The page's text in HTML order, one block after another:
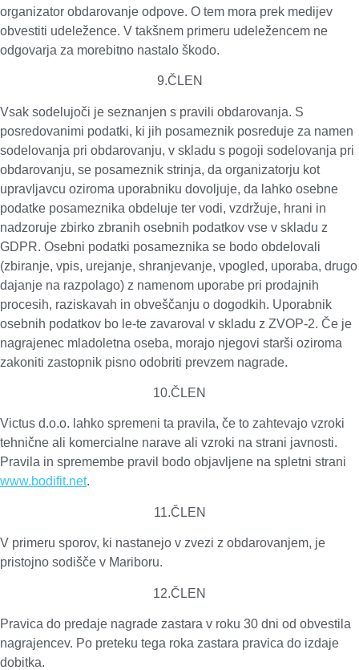
organizator obdarovanje odpove. O tem mora prek medijev
obvestiti udeležence. V takšnem primeru udeležencem ne
odgovarja za morebitno nastalo škodo.
9.ČLEN
Vsak sodelujoči je seznanjen s pravili obdarovanja. S
posredovanimi podatki, ki jih posameznik posreduje za namen
sodelovanja pri obdarovanju, v skladu s pogoji sodelovanja pri
obdarovanju, se posameznik strinja, da organizatorju kot
upravljavcu oziroma uporabniku dovoljuje, da lahko osebne
podatke posameznika obdeluje ter vodi, vzdržuje, hrani in
nadzoruje zbirko zbranih osebnih podatkov vse v skladu z
GDPR. Osebni podatki posameznika se bodo obdelovali
(zbiranje, vpis, urejanje, shranjevanje, vpogled, uporaba, drugo
dajanje na razpolago) z namenom uporabe pri prodajnih
procesih, raziskavah in obveščanju o dogodkih. Uporabnik
osebnih podatkov bo le-te zavaroval v skladu z ZVOP-2. Če je
nagrajenec mladoletna oseba, morajo njegovi starši oziroma
zakoniti zastopnik pisno odobriti prevzem nagrade.
10.ČLEN
Victus d.o.o. lahko spremeni ta pravila, če to zahtevajo vzroki
tehnične ali komercialne narave ali vzroki na strani javnosti.
Pravila in spremembe pravil bodo objavljene na spletni strani
www.bodifit.net.
11.ČLEN
V primeru sporov, ki nastanejo v zvezi z obdarovanjem, je
pristojno sodišče v Mariboru.
12.ČLEN
Pravica do predaje nagrade zastara v roku 30 dni od obvestila
nagrajencev. Po preteku tega roka zastara pravica do izdaje
dobitka.